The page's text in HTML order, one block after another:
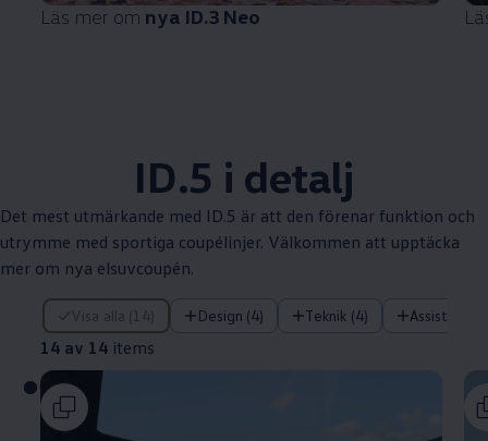
Läs mer om nya ID.3 Neo
ID.5 i detalj
Det mest utmärkande med ID.5 är att den förenar funktion och
utrymme med sportiga coupélinjer. Välkommen att upptäcka
mer om nya elsuvcoupén.
Visa alla (14) Design (4) Teknik (4)
14 av 14 items
14 av 14 items